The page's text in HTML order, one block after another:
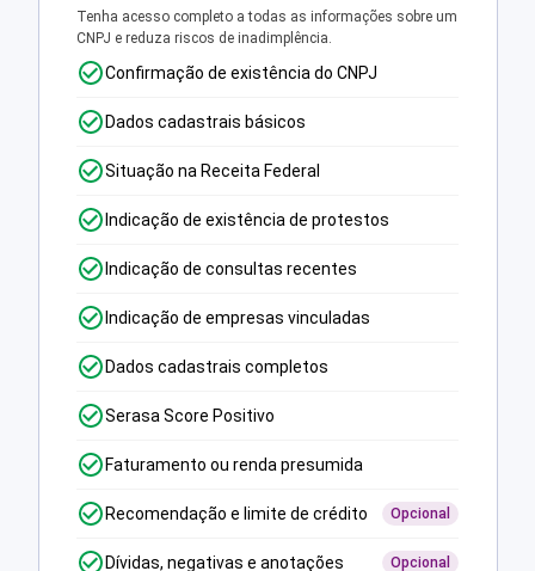
Tenha acesso completo a todas as informações sobre um
CNPJ e reduza riscos de inadimplência.
Confirmação de existência do CNPJ
Dados cadastrais básicos
Situação na Receita Federal
Indicação de existência de protestos
Indicação de consultas recentes
Indicação de empresas vinculadas
Dados cadastrais completos
Serasa Score Positivo
Faturamento ou renda presumida
Recomendação e limite de crédito Opcional
Dívidas, negativas e anotações Opcional